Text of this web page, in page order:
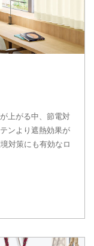
上がる中、節電対
ンより遮熱効果が
対策にも有効なロ